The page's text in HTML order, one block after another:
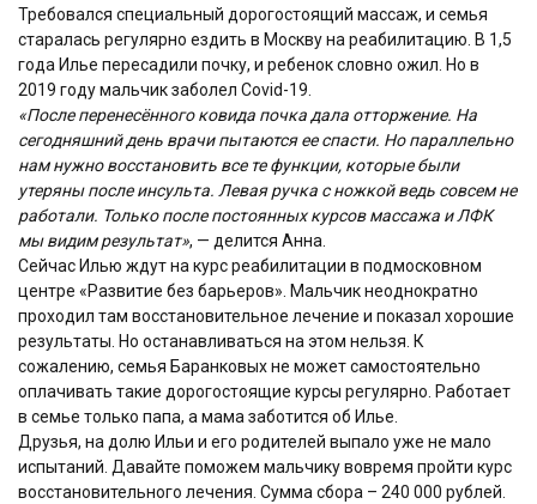
Требовался специальный дорогостоящий массаж, и семья
старалась регулярно​ ездить в Москву на реабилитацию. В 1,5
года Илье пересадили почку, и ребенок словно ожил. Но в
2019 году мальчик заболел Covid-19.
«После перенесённого ковида​ почка дала отторжение. На
сегодняшний день врачи пытаются ее спасти. Но параллельно
нам нужно восстановить все те функции, которые были
утеряны после инсульта. Левая ручка с ножкой ведь совсем не
работали. Только после постоянных курсов массажа и ЛФК
мы видим результат», — делится Анна.
Сейчас Илью ждут на курс реабилитации в подмосковном
центре «Развитие без барьеров». Мальчик неоднократно
проходил там восстановительное лечение и показал хорошие
результаты. Но останавливаться на этом нельзя. К
сожалению, семья Баранковых не может самостоятельно
оплачивать такие дорогостоящие курсы регулярно. Работает
в семье только папа, а мама заботится об Илье.
Друзья, на долю Ильи и его родителей выпало уже не мало
испытаний. Давайте поможем мальчику вовремя пройти курс
восстановительного лечения. Сумма сбора – 240 000 рублей.